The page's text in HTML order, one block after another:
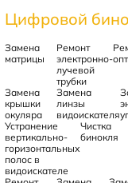
Цифровой
Замена
матрицы
Ремонт
электронно-
лучевой
трубки
Замена
крышки
окуляра
Замена
линзы
видоискателя
Устранение
вертикально-
горизонтальных
полос в
видоискателе
Чистка
бинокля